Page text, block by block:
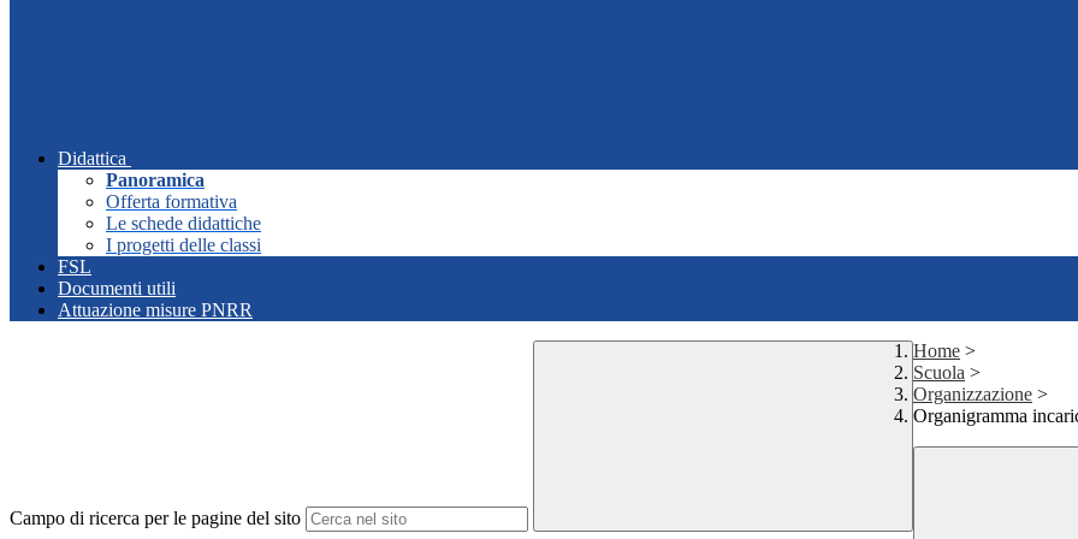
Didattica
Panoramica
Offerta formativa
Le schede didattiche
I progetti delle classi
FSL
Documenti utili
Attuazione misure PNRR
Campo di ricerca per le pagine del sito
Home >
Scuola >
Organizzazione >
Organigramma